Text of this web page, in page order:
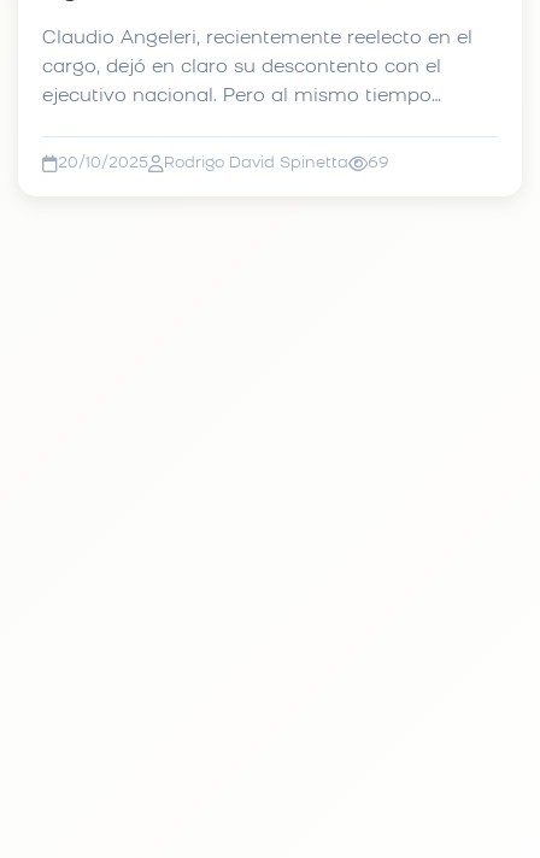
gobierno por las retenciones.
Claudio Angeleri, recientemente reelecto en el
cargo, dejó en claro su descontento con el
ejecutivo nacional. Pero al mismo tiempo
20/10/2025 Rodrigo David Spinetta 69